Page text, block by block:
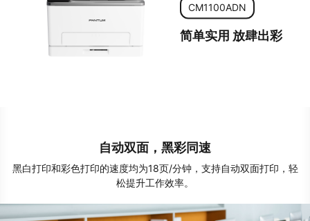
CM1100ADN
简单实用 放肆出彩
自动双面，黑彩同速
黑白打印和彩色打印的速度均为18页/分钟，支持自动双面打印，轻
松提升工作效率。